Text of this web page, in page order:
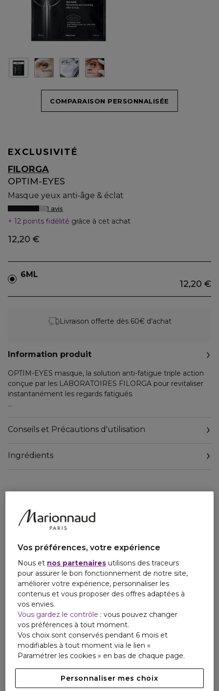
COMPARAISON PERSONNALISÉE
EXCLUSIVITÉ
FILORGA
OPTIM-EYES
Masque yeux anti-âge & éclat
1 avis
12 points fidélité grâce à cet achat
12,20 €
6ML
12,20 €
Livraison offerte dès 60€ d’achat
Information produit
OPTIM-EYES masque, la solution anti-fatigue triple action
conçue par les LABORATOIRES FILORGA pour revitaliser
instantanément les regards fatigués.
Enrichie en peptides marins, acide hyaluronique et
antioxydants (curcuma), le masque OPTIM-EYES cible la
intensive sur les cernes colorés, le volume des poches et
de la formule. Ce tissu ultra-extensible, épouse
parfaitement le contour des yeux pour une diffusion
optimale des actifs. Convient aux peaux sensibles.
Testé sous contrôle ophtalmologique.
Masque yeux anti-âge & éclat 6ml
Conseils et Précautions d'utilisation
Ingrédients
Vos préférences, votre expérience
Nous et nos partenaires utilisons des traceurs
pour assurer le bon fonctionnement de notre site,
améliorer votre expérience, personnaliser les
contenus et vous proposer des offres adaptées à
vos envies.
Vous gardez le contrôle : vous pouvez changer
vos préférences à tout moment.
Vos choix sont conservés pendant 6 mois et
modifiables à tout moment via le lien «
Paramétrer les cookies » en bas de chaque page.
Personnaliser mes choix